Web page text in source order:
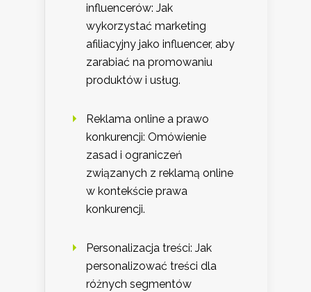
influencerów: Jak
wykorzystać marketing
afiliacyjny jako influencer, aby
zarabiać na promowaniu
produktów i usług.
Reklama online a prawo
konkurencji: Omówienie
zasad i ograniczeń
związanych z reklamą online
w kontekście prawa
konkurencji.
Personalizacja treści: Jak
personalizować treści dla
różnych segmentów